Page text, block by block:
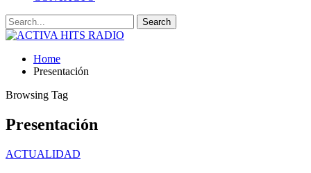
Home
Presentación
Browsing Tag
Presentación
ACTUALIDAD